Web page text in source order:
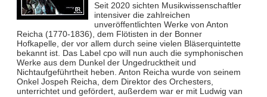
Seit 2020 sichten Musikwissenschaftler
intensiver die zahlreichen
unveröffentlichten Werke von Anton
Reicha (1770-1836), dem Flötisten in der Bonner
Hofkapelle, der vor allem durch seine vielen Bläserquintette
bekannt ist. Das Label cpo will nun auch die symphonischen
Werke aus dem Dunkel der Ungedrucktheit und
Nichtaufgeführtheit heben. Anton Reicha wurde von seinem
Onkel Jospeh Reicha, dem Direktor des Orchesters,
unterrichtet und gefördert, außerdem war er mit Ludwig van